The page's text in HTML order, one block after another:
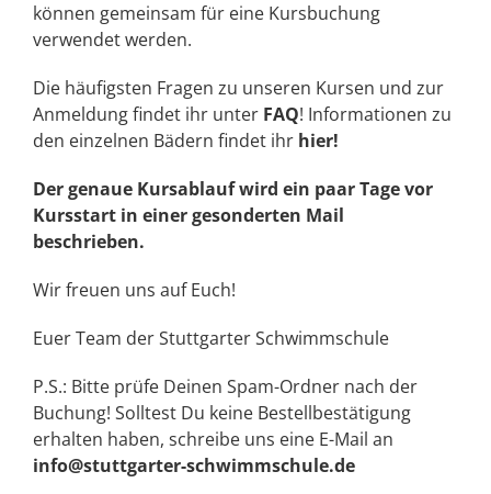
können gemeinsam für eine Kursbuchung
verwendet werden.
Die häufigsten Fragen zu unseren Kursen und zur
Anmeldung findet ihr unter FAQ! Informationen zu
den einzelnen Bädern findet ihr hier!
Der genaue Kursablauf wird ein paar Tage vor
Kursstart in einer gesonderten Mail
beschrieben.
Wir freuen uns auf Euch!
Euer Team der Stuttgarter Schwimmschule
P.S.: Bitte prüfe Deinen Spam-Ordner nach der
Buchung! Solltest Du keine Bestellbestätigung
erhalten haben, schreibe uns eine E-Mail an
info@stuttgarter-schwimmschule.de